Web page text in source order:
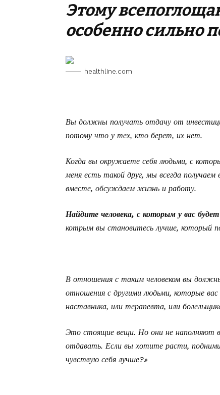
Этому
особенно
healthline.com
Вы должны получать отдачу от
потому что у тех, кто берет, их нет.
Когда вы окружаете себя людьми, с
меня есть такой друг, мы всегда получаем
вместе, обсуждаем жизнь и работу.
Найдите человека, с которым у вас
котрым вы становитесь лучше, который
В отношения с таким человеком вы
отношения с другими людьми, которые
наставника, или терапевта, или
Это стоящие вещи. Но они не наполняют
отдавать. Если вы хотите расти,
чувствую себя лучше?»